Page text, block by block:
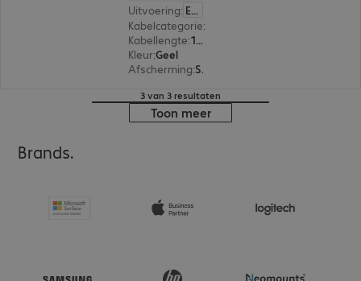
Uitvoering: Europa
Kabelcategorie:
Kabellengte: 1 m
Kleur:Geel
Afscherming: SF/UTP
3 van 3 resultaten
Toon meer
Brands.